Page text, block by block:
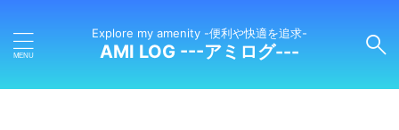
Explore my amenity -便利や快適を追求-
AMI LOG ---アミログ---